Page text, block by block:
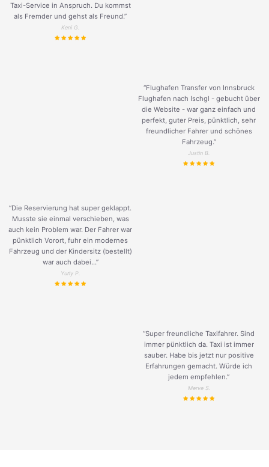
Taxi-Service in Anspruch. Du kommst
als Fremder und gehst als Freund.”
Keni G.
“Flughafen Transfer von Innsbruck
Flughafen nach Ischgl - gebucht über
die Website - war ganz einfach und
perfekt, guter Preis, pünktlich, sehr
freundlicher Fahrer und schönes
Fahrzeug.”
Justin B.
“Die Reservierung hat super geklappt.
Musste sie einmal verschieben, was
auch kein Problem war. Der Fahrer war
pünktlich Vorort, fuhr ein modernes
Fahrzeug und der Kindersitz (bestellt)
war auch dabei...”
Yuriy P.
“Super freundliche Taxifahrer. Sind
immer pünktlich da. Taxi ist immer
sauber. Habe bis jetzt nur positive
Erfahrungen gemacht. Würde ich
jedem empfehlen.”
Merve S.